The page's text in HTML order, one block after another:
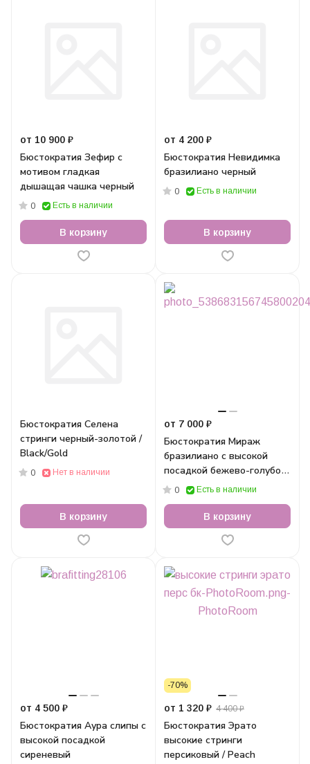
от 10 900 ₽
Бюстократия Зефир с
мотивом гладкая
дышащая чашка черный
0 Есть в наличии
В корзину
от 4 200 ₽
Бюстократия Невидимка
бразилиано черный
0 Есть в наличии
В корзину
Бюстократия Селена
стринги черный-золотой /
Black/Gold
0 Нет в наличии
В корзину
от 7 000 ₽
Бюстократия Мираж
бразилиано с высокой
посадкой бежево-голубой
/ Skin/Blue
0 Есть в наличии
В корзину
от 4 500 ₽
Бюстократия Аура слипы с
высокой посадкой
сиреневый
-70%
от 1 320 ₽ 4 400 ₽
Бюстократия Эрато
высокие стринги
персиковый / Peach